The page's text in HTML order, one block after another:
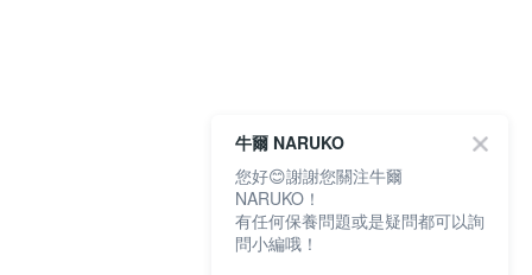
牛爾 NARUKO
您好😊謝謝您關注牛爾
NARUKO！
有任何保養問題或是疑問都可以詢
問小編哦！